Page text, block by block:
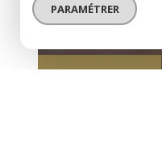
PARAMÉTRER